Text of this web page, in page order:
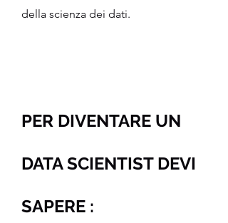
della scienza dei dati.
PER DIVENTARE UN
DATA SCIENTIST DEVI
SAPERE :